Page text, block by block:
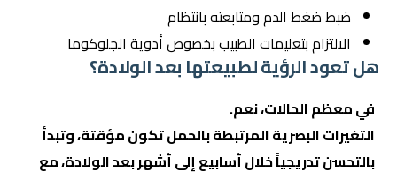
ضبط ضغط الدم ومتابعته بانتظام
الالتزام بتعليمات الطبيب بخصوص أدوية الجلوكوما
هل تعود الرؤية لطبيعتها بعد الولادة؟
في معظم الحالات، نعم.
التغيرات البصرية المرتبطة بالحمل تكون مؤقتة، وتبدأ
بالتحسن تدريجياً خلال أسابيع إلى أشهر بعد الولادة، مع